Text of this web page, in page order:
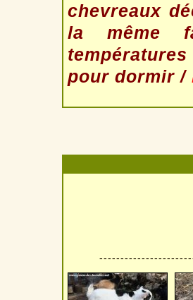
chevreaux
la même
pour dormir /